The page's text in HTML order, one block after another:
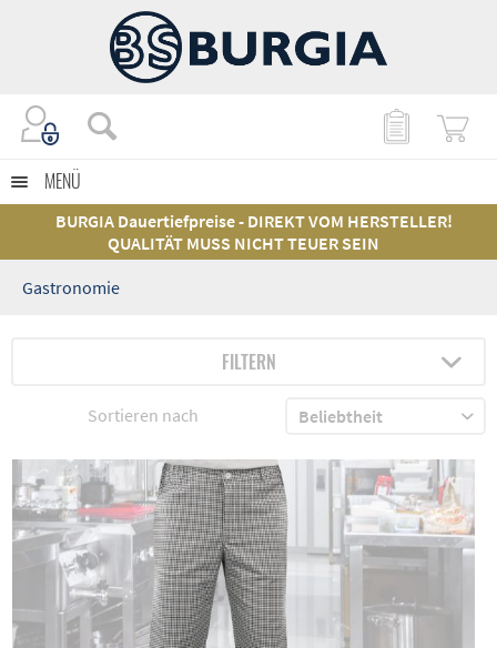
MENÜ
BURGIA Dauertiefpreise - DIREKT VOM HERSTELLER!
QUALITÄT MUSS NICHT TEUER SEIN
Gastronomie
FILTERN
Sortieren nach